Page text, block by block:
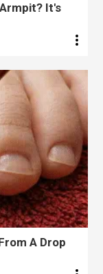
It's
A Drop